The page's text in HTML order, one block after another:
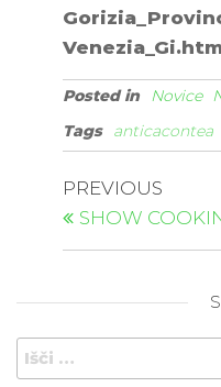
Posted in Novice
Tags
anticacontea
PREVIOUS
SHOW